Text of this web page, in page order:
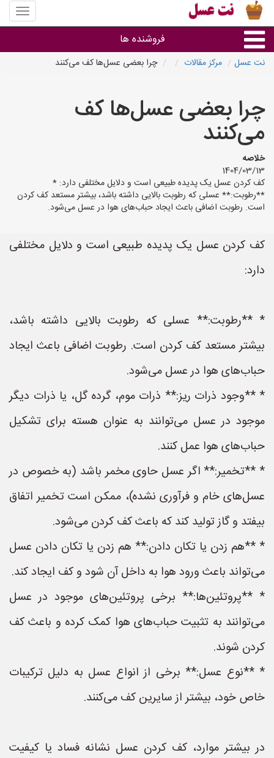
منوی
سایت
عسل
فروشنده ها
استان ها
نت عسل مرکز مقالات چرا بعضی عسل‌ها کف می‌کنند
چرا بعضی عسل‌ها کف
می‌کنند
خلاصه
1404/03/13
کف کردن عسل یک پدیده طبیعی است و دلایل مختلفی دارد: *
**رطوبت:** عسلی که رطوبت بالایی داشته باشد، بیشتر مستعد کف کردن
است. رطوبت اضافی باعث ایجاد حباب‌های هوا در عسل می‌شود.
کف کردن عسل یک پدیده طبیعی است و دلایل مختلفی
دارد:
* **رطوبت:** عسلی که رطوبت بالایی داشته باشد،
بیشتر مستعد کف کردن است. رطوبت اضافی باعث ایجاد
حباب‌های هوا در عسل می‌شود.
* **وجود ذرات ریز:** ذرات موم، گرده گل، یا ذرات دیگر
موجود در عسل می‌توانند به عنوان هسته برای تشکیل
حباب‌های هوا عمل کنند.
* **تخمیر:** اگر عسل حاوی مخمر باشد (به خصوص در
عسل‌های خام و فرآوری نشده)، ممکن است تخمیر اتفاق
بیفتد و گاز تولید کند که باعث کف کردن می‌شود.
* **هم زدن یا تکان دادن:** هم زدن یا تکان دادن عسل
می‌تواند باعث ورود هوا به داخل آن شود و کف ایجاد کند.
* **پروتئین‌ها:** برخی پروتئین‌های موجود در عسل
می‌توانند به تثبیت حباب‌های هوا کمک کرده و باعث کف
کردن شوند.
* **نوع عسل:** برخی از انواع عسل به دلیل ترکیبات
خاص خود، بیشتر از سایرین کف می‌کنند.
در بیشتر موارد، کف کردن عسل نشانه فساد یا کیفیت